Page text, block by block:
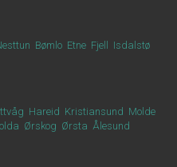
Bømlo Etne Fjell
Isdalstø
Hareid Kristiansund Molde
Ørskog Ørsta Ålesund